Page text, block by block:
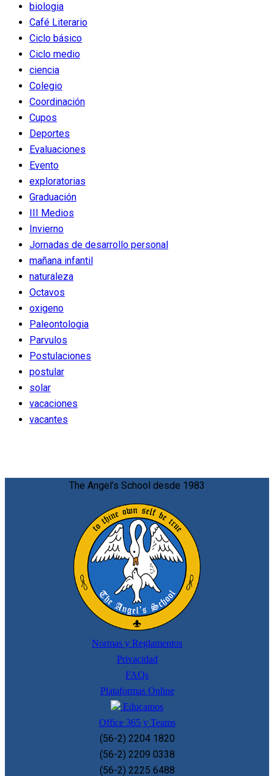
biologia
Café Literario
Ciclo básico
Ciclo medio
ciencia
Colegio
Coordinación
Cupos
Deportes
Evaluaciones
Evento
exploratorias
Graduación
III Medios
Invierno
Jornadas de desarrollo personal
mañana infantil
naturaleza
Octavos
oxigeno
Paleontologia
Parvulos
Postulaciones
postular
solar
vacaciones
vacantes
The Angel’s School desde 1983
Normas y Reglamentos
Privacidad
FAQs
Plataformas Online
Educamos
Office 365 y Teams
(56-2) 2204 1820
(56-2) 2209 0338
(56-2) 2225 6488